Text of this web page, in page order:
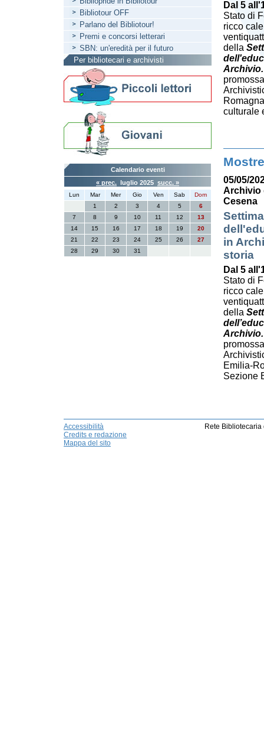
Dal 5
Stato di
ricco
della
culturale
Mostre
05/05/
Archivio
Cesena
in
storia
Dal 5
Stato di
ricco
della
Emilia-
Sezione
Bibliotour OFF
Parlano del Bibliotour!
Premi e concorsi letterari
SBN: un'eredità per il futuro
Per bibliotecari e archivisti
Calendario eventi
« prec. luglio 2025 succ. »
Lun Mar Mer Gio Ven Sab
Dom
1
2 3 4 5
6
7
8 9 10 11 12
13
14
15 16 17 18 19
20
21
22 23 24 25 26
27
28
29 30 31
Accessibilità
Credits e redazione
Mappa del sito
Rete